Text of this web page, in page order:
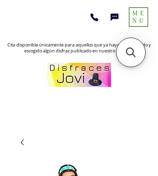
Cita disponible únicamente para aquellos que ya hayan encontrado y
escogido algún disfraz publicado en nuestro sitio web
ME
NU